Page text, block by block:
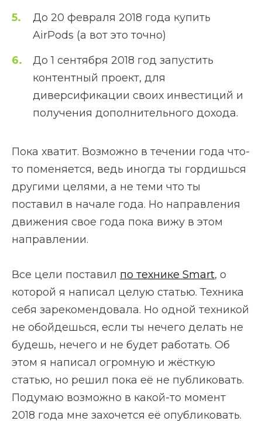
До 20 февраля 2018 года купить
AirPods (а вот это точно)
До 1 сентября 2018 год запустить
контентный проект, для
диверсификации своих инвестиций и
получения дополнительного дохода.
Пока хватит. Возможно в течении года что-
то поменяется, ведь иногда ты гордишься
другими целями, а не теми что ты
поставил в начале года. Но направления
движения свое года пока вижу в этом
направлении.
Все цели поставил по технике Smart, о
которой я написал целую статью. Техника
себя зарекомендовала. Но одной техникой
не обойдешься, если ты нечего делать не
будешь, нечего и не будет работать. Об
этом я написал огромную и жёсткую
статью, но решил пока её не публиковать.
Подумаю возможно в какой-то момент
2018 года мне захочется её опубликовать.